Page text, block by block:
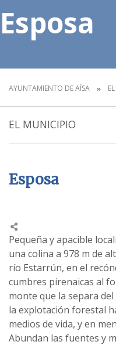
Esposa
AYUNTAMIENTO DE AÍSA
EL MUNICIPIO
Esposa
Pequeña y apacible
una colina a 978 m de
río Estarrún, en el
cumbres pirenaicas al
monte que la separa
la explotación forestal
medios de vida, y en
Abundan las fuentes y